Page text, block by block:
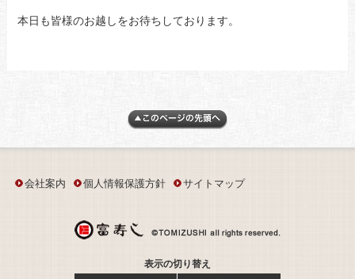
本日も皆様のお越しをお待ちしております。
会社案内 個人情報保護方針 サイトマップ
表示の切り替え